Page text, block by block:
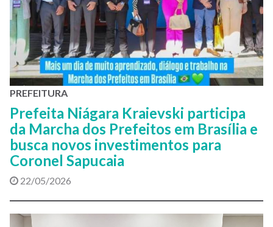
PREFEITURA
Prefeita Niágara Kraievski participa
da Marcha dos Prefeitos em Brasília e
busca novos investimentos para
Coronel Sapucaia
22/05/2026